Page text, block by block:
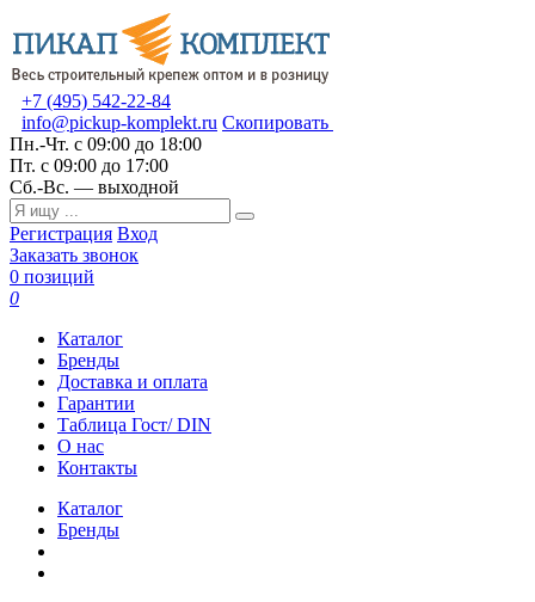
+7 (495) 542-22-84
info@pickup-komplekt.ru Скопировать
Пн.-Чт. с 09:00 до 18:00
Пт. с 09:00 до 17:00
Сб.-Вс. — выходной
Регистрация Вход
Заказать звонок
0 позиций
0
Каталог
Бренды
Доставка и оплата
Гарантии
Таблица Гост/ DIN
О нас
Контакты
Каталог
Бренды